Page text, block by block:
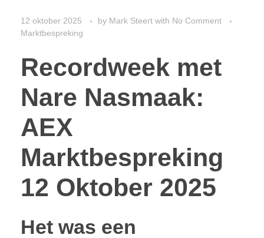
12 oktober 2025 by Mark Steert with No Comment
Marktbespreking
Recordweek met
Nare Nasmaak:
AEX
Marktbespreking
12 Oktober 2025
Het was een